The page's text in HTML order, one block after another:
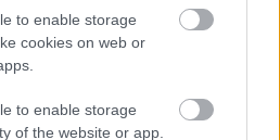
to enable storage
cookies on web or
to enable storage
of the website or app.
για
των 55 ετών –